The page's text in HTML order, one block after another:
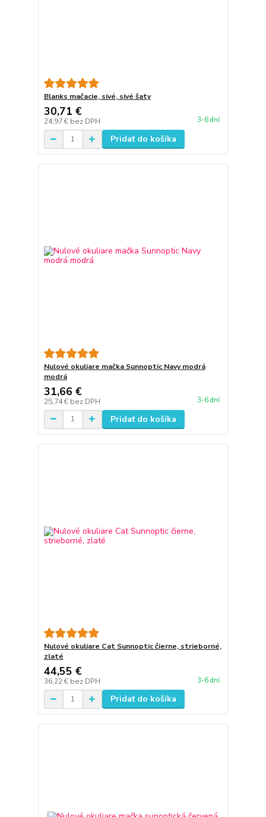
Blanks mačacie, sivé, sivé šaty
30,71 €
24,97 € bez DPH 3-6 dní
Pridať do košíka
Nulové okuliare mačka Sunnoptic Navy modrá
modrá
31,66 €
25,74 € bez DPH 3-6 dní
Pridať do košíka
Nulové okuliare Cat Sunnoptic čierne, strieborné,
zlaté
44,55 €
36,22 € bez DPH 3-6 dní
Pridať do košíka